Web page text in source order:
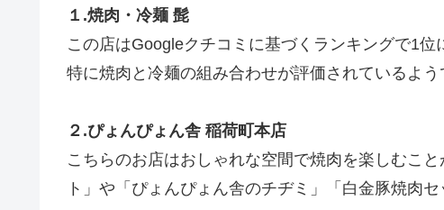
１.焼肉・冷麺 髭
この店はGoogleクチコミに基づくランキングで1位
特に焼肉と冷麺の組み合わせが評価されているよう
２.ぴょんぴょん舎 稲荷町本店
こちらのお店はおしゃれな空間で焼肉を楽しむこ
ト」や「ぴょんぴょん舎のチヂミ」「白金豚焼肉セ